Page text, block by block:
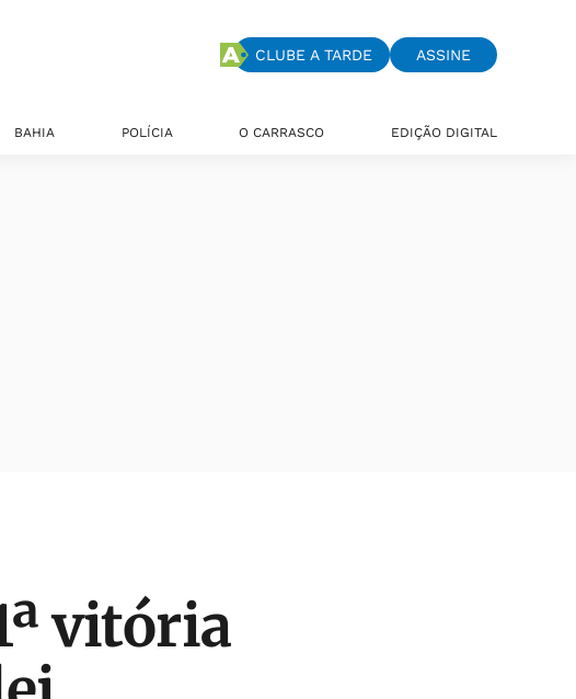
CLUBE A TARDE ASSINE
BAHIA POLÍCIA O CARRASCO EDIÇÃO DIGITAL
vitória